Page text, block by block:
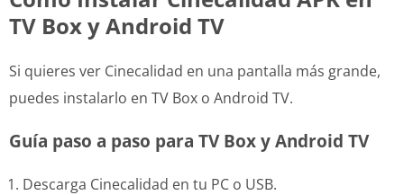
TV Box y Android TV
Si quieres ver Cinecalidad en una pantalla más grande,
puedes instalarlo en TV Box o Android TV.
Guía paso a paso para TV Box y Android TV
Descarga Cinecalidad en tu PC o USB.